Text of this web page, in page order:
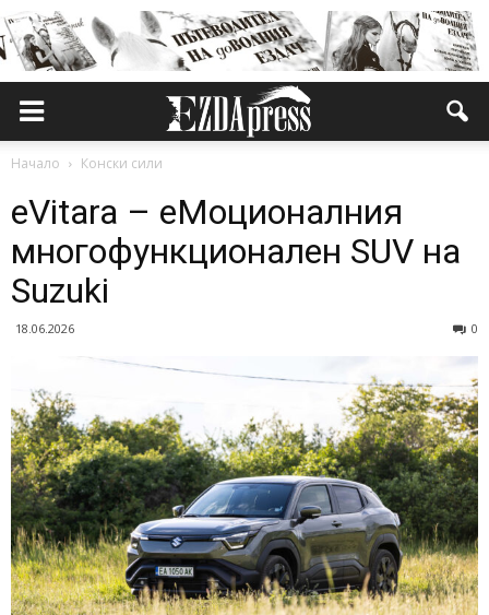
Начало Конски сили
eVitara – еМоционалния
многофункционален SUV на
Suzuki
18.06.2026 0